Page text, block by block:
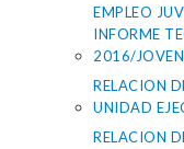
EMPLEO
INFORME
2016/
RELACION
UNIDAD
RELACION